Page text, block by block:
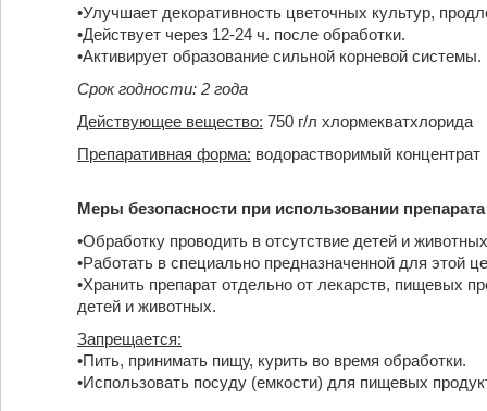
•Улучшает декоративность цветочных культур,
•Действует через 12-24 ч. после обработки.
•Активирует образование сильной корневой системы.
Срок годности: 2 года
Действующее вещество: 750 г/л хлормекватхлорида
Препаративная форма: водорастворимый концентрат
Меры безопасности при использовании препарата
•Обработку проводить в отсутствие детей и
•Работать в специально предназначенной для этой
•Хранить препарат отдельно от лекарств, пищевых
детей и животных.
Запрещается:
•Пить, принимать пищу, курить во время обработки.
•Использовать посуду (емкости) для пищевых